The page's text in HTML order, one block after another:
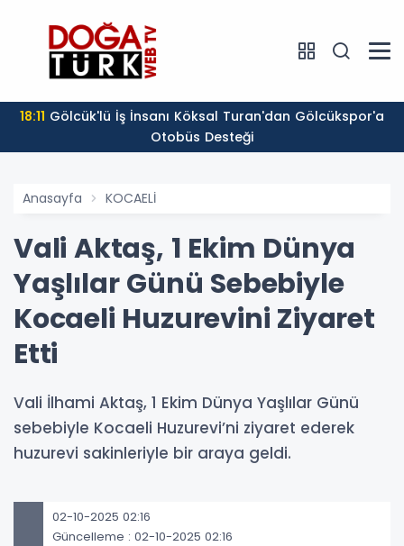
18:11
Otobüs Desteği
Anasayfa KOCAELİ
Vali Aktaş, 1 Ekim Dünya
Yaşlılar Günü Sebebiyle
Kocaeli Huzurevini Ziyaret
Etti
Vali İlhami Aktaş, 1 Ekim Dünya Yaşlılar Günü
sebebiyle Kocaeli Huzurevi’ni ziyaret ederek
huzurevi sakinleriyle bir araya geldi.
02-10-2025 02:16
Güncelleme : 02-10-2025 02:16